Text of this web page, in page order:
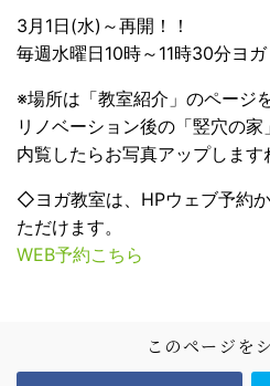
3月1日(水)～再開！！
毎週水曜日10時～11時30分ヨガ
※場所は「教室紹介」のページ
リノベーション後の「竪穴の家
内覧したらお写真アップします
◇ヨガ教室は、HPウェブ予約
ただけます。
WEB予約こちら
このページを